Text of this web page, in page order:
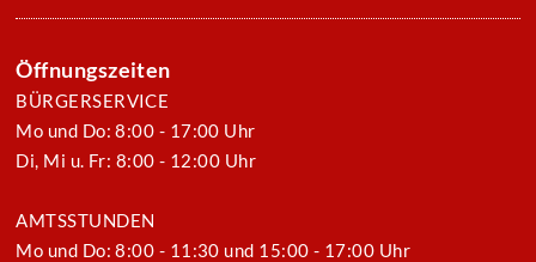
Öffnungszeiten
BÜRGERSERVICE
Mo und Do: 8:00 - 17:00 Uhr
Di, Mi u. Fr: 8:00 - 12:00 Uhr
AMTSSTUNDEN
Mo und Do: 8:00 - 11:30 und 15:00 - 17:00 Uhr